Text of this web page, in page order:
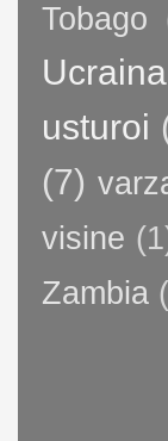
Tobago
Ucraina
usturoi
(7)
visine
Zambia